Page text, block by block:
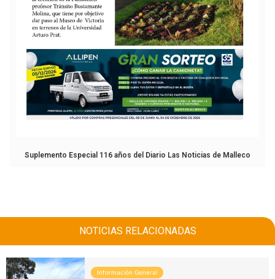
Suplemento Especial 116 años del Diario Las Noticias de Malleco
NOTICIAS RELACIONADAS
Información General